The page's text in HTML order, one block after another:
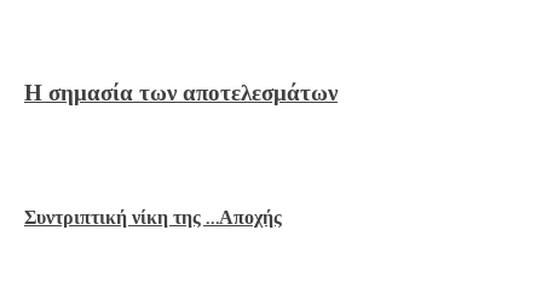
Η σημασία των αποτελεσμάτων
Συντριπτική νίκη της …Αποχής